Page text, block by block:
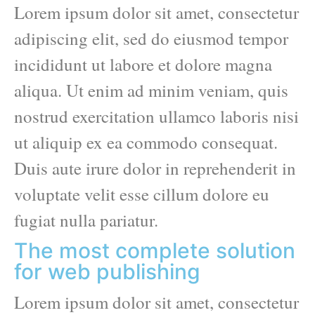
Lorem ipsum dolor sit amet, consectetur
adipiscing elit, sed do eiusmod tempor
incididunt ut labore et dolore magna
aliqua. Ut enim ad minim veniam, quis
nostrud exercitation ullamco laboris nisi
ut aliquip ex ea commodo consequat.
Duis aute irure dolor in reprehenderit in
voluptate velit esse cillum dolore eu
fugiat nulla pariatur.
The most complete solution
for web publishing
Lorem ipsum dolor sit amet, consectetur